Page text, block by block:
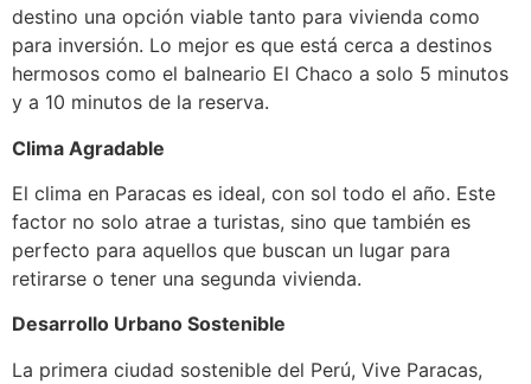
destino una opción viable tanto para vivienda como
para inversión. Lo mejor es que está cerca a destinos
hermosos como el balneario El Chaco a solo 5 minutos
y a 10 minutos de la reserva.
Clima Agradable
El clima en Paracas es ideal, con sol todo el año. Este
factor no solo atrae a turistas, sino que también es
perfecto para aquellos que buscan un lugar para
retirarse o tener una segunda vivienda.
Desarrollo Urbano Sostenible
La primera ciudad sostenible del Perú, Vive Paracas,